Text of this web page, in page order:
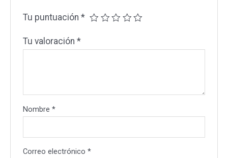
Tu puntuación*
Tu valoración*
Nombre*
Correo electrónico*